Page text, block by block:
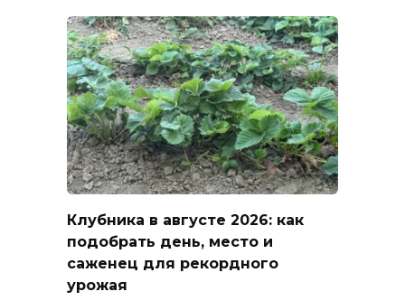
Клубника в августе 2026: как
подобрать день, место и
саженец для рекордного
урожая